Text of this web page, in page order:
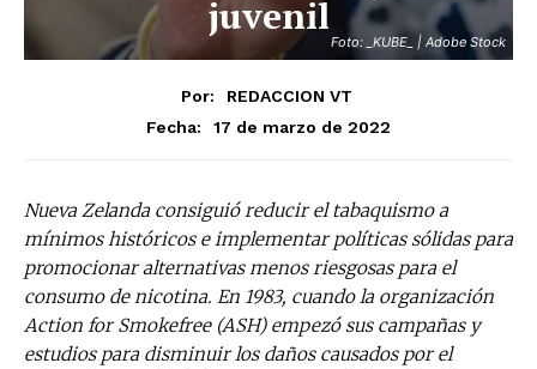
Foto: _KUBE_ | Adobe Stock
juvenil
Por:
REDACCION VT
Fecha:
17 de marzo de 2022
Nueva Zelanda consiguió reducir el tabaquismo a
mínimos históricos e implementar políticas sólidas para
promocionar alternativas menos riesgosas para el
consumo de nicotina. En 1983, cuando la organización
Action for Smokefree (ASH) empezó sus campañas y
estudios para disminuir los daños causados por el